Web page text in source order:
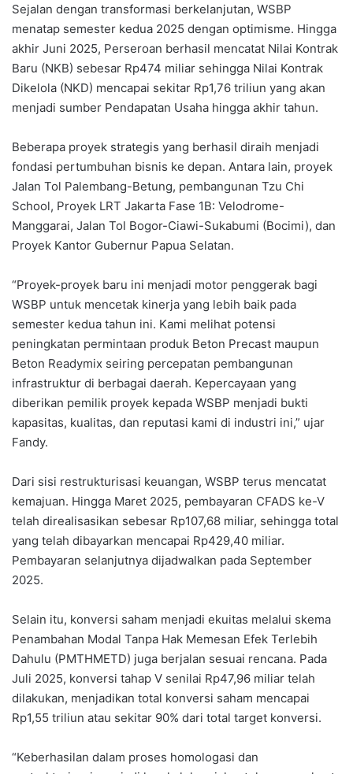
Sejalan dengan transformasi berkelanjutan, WSBP
menatap semester kedua 2025 dengan optimisme. Hingga
akhir Juni 2025, Perseroan berhasil mencatat Nilai Kontrak
Baru (NKB) sebesar Rp474 miliar sehingga Nilai Kontrak
Dikelola (NKD) mencapai sekitar Rp1,76 triliun yang akan
menjadi sumber Pendapatan Usaha hingga akhir tahun.
Beberapa proyek strategis yang berhasil diraih menjadi
fondasi pertumbuhan bisnis ke depan. Antara lain, proyek
Jalan Tol Palembang-Betung, pembangunan Tzu Chi
School, Proyek LRT Jakarta Fase 1B: Velodrome-
Manggarai, Jalan Tol Bogor-Ciawi-Sukabumi (Bocimi), dan
Proyek Kantor Gubernur Papua Selatan.
“Proyek-proyek baru ini menjadi motor penggerak bagi
WSBP untuk mencetak kinerja yang lebih baik pada
semester kedua tahun ini. Kami melihat potensi
peningkatan permintaan produk Beton Precast maupun
Beton Readymix seiring percepatan pembangunan
infrastruktur di berbagai daerah. Kepercayaan yang
diberikan pemilik proyek kepada WSBP menjadi bukti
kapasitas, kualitas, dan reputasi kami di industri ini,” ujar
Fandy.
Dari sisi restrukturisasi keuangan, WSBP terus mencatat
kemajuan. Hingga Maret 2025, pembayaran CFADS ke-V
telah direalisasikan sebesar Rp107,68 miliar, sehingga total
yang telah dibayarkan mencapai Rp429,40 miliar.
Pembayaran selanjutnya dijadwalkan pada September
2025.
Selain itu, konversi saham menjadi ekuitas melalui skema
Penambahan Modal Tanpa Hak Memesan Efek Terlebih
Dahulu (PMTHMETD) juga berjalan sesuai rencana. Pada
Juli 2025, konversi tahap V senilai Rp47,96 miliar telah
dilakukan, menjadikan total konversi saham mencapai
Rp1,55 triliun atau sekitar 90% dari total target konversi.
“Keberhasilan dalam proses homologasi dan